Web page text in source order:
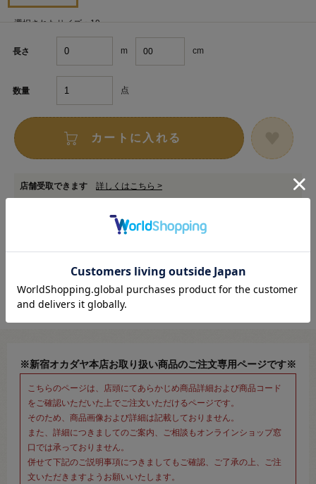
選択されたサイズ：19㎜
長さ m cm
数量 点
カートに入れる
店舗受取できます 詳しくはこちら >
お取り寄せ申し込みサービス対象商品
在庫数以上のご注文をご希望の場合は専用フォームからお申し込みください。
※新宿オカダヤ本店お取り扱い商品のご注文専用ページです※
こちらのページは、店頭にてあらかじめ商品詳細および商品コード
をご確認いただいた上でご注文いただけるページです。
そのため、商品画像および詳細は記載しておりません。
また、詳細につきましてのご案内、ご相談もオンラインショップ窓
口では承っておりません。
併せて下記のご説明事項につきましてもご確認、ご了承の上、ご注
文いただきますようお願いいたします。